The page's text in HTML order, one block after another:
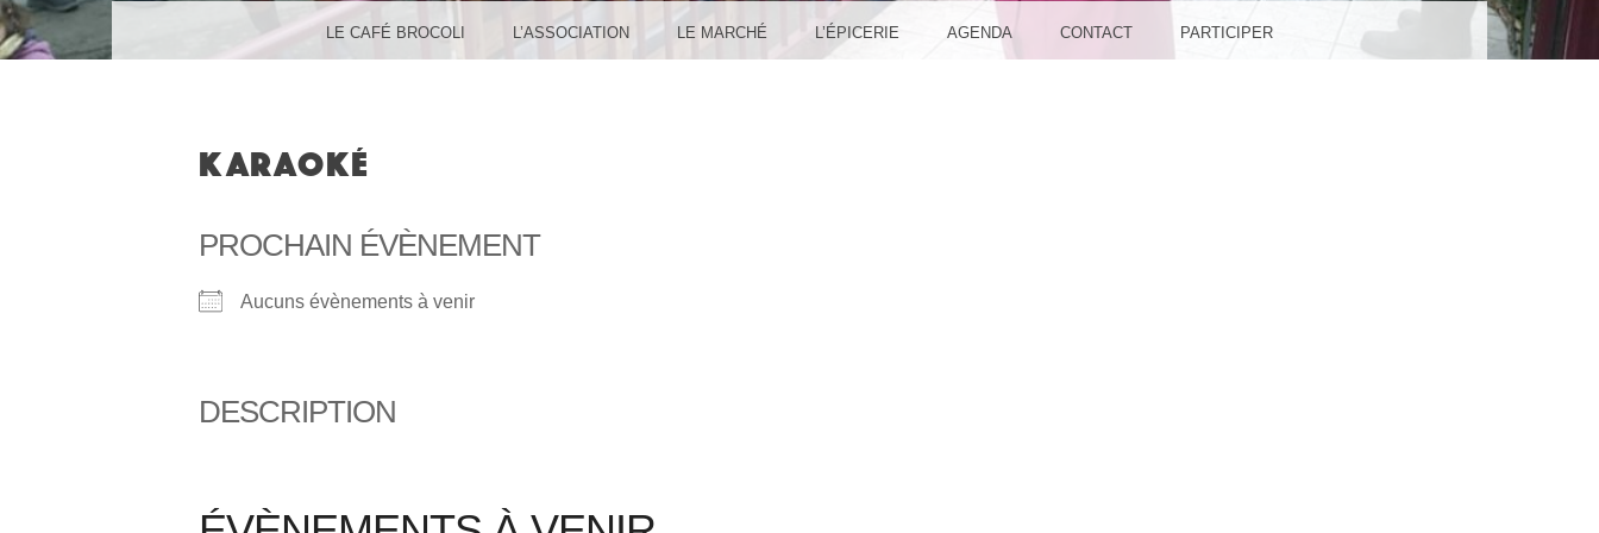
MENU
SKIP TO CONTENT LE CAFÉ BROCOLI L’ASSOCIATION LE MARCHÉ L’ÉPICERIE AGENDA CONTACT PARTICIPER
KARAOKÉ
PROCHAIN ÉVÈNEMENT
Aucuns évènements à venir
DESCRIPTION